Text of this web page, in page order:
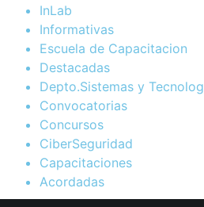
InLab
Informativas
Escuela de Capacitacion
Destacadas
Depto.Sistemas y
Convocatorias
Concursos
CiberSeguridad
Capacitaciones
Acordadas